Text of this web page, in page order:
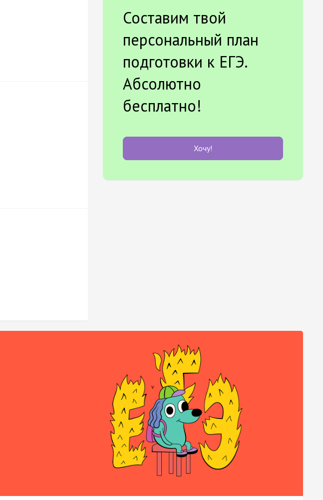
Составим твой
персональный план
подготовки к ЕГЭ.
Абсолютно
бесплатно!
Хочу!